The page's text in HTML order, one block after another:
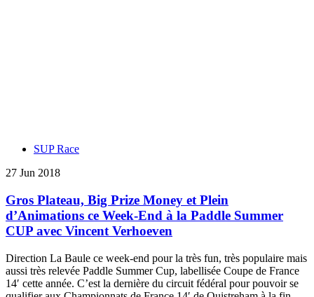
SUP Race
27 Jun 2018
Gros Plateau, Big Prize Money et Plein
d’Animations ce Week-End à la Paddle Summer
CUP avec Vincent Verhoeven
Direction La Baule ce week-end pour la très fun, très populaire mais
aussi très relevée Paddle Summer Cup, labellisée Coupe de France
14′ cette année. C’est la dernière du circuit fédéral pour pouvoir se